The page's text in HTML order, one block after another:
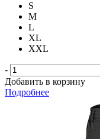
S
M
L
XL
XXL
-
Добавить в корзину
Подробнее